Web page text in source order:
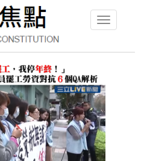
Toggle